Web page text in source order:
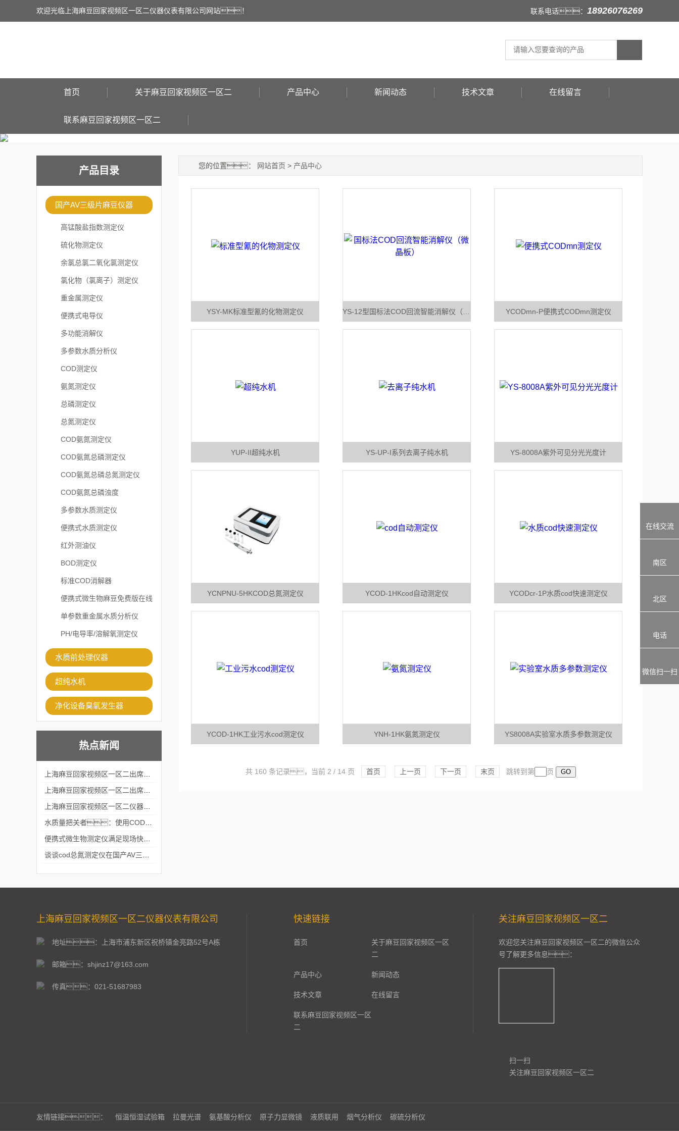
欢迎光临上海麻豆回家视频区一区二仪器仪表有限公司网站！ 联系电话： 18926076269
首页 关于麻豆回家视频区一区二 产品中心 新闻动态 技术文章 在线留言
联系麻豆回家视频区一区二
产品目录
国产AV三级片麻豆仪器
高锰酸盐指数测定仪
硫化物测定仪
余氯总氯二氧化氯测定仪
氯化物（氯离子）测定仪
重金属测定仪
便携式电导仪
多功能消解仪
多参数水质分析仪
COD测定仪
氨氮测定仪
总磷测定仪
总氮测定仪
COD氨氮测定仪
COD氨氮总磷测定仪
COD氨氮总磷总氮测定仪
COD氨氮总磷浊度
多参数水质测定仪
便携式水质测定仪
红外测油仪
BOD测定仪
标准COD消解器
便携式微生物麻豆免费版在线
观看
单参数重金属水质分析仪
PH/电导率/溶解氧测定仪
水质前处理仪器
超纯水机
净化设备臭氧发生器
热点新闻
您的位置： 网站首页 > 产品中心
YSY-MK标准型氰的化物测定仪 YCODmn-P便携式CODmn测定仪
YUP-II超纯水机 YS-UP-I系列去离子纯水机 YS-8008A紫外可见分光光度计
YCNPNU-5HKCOD总氮测定仪 YCOD-1HKcod自动测定仪 YCODcr-1P水质cod快速测定仪
YCOD-1HK工业污水cod测定仪 YNH-1HK氨氮测定仪 YS8008A实验室水质多参数测定仪
共 160 条记录，当前 2 / 14 页 首页 上一页 下一页 末页 跳转到第 页
上海麻豆回家视频区一区二仪器仪表有限公司
地址：上海市浦东新区祝桥镇金亮路52号A栋
邮箱：shjinz17@163.com
传真：021-51687983
快速链接
首页
关于麻豆回家视频区一区
二
产品中心 新闻动态
技术文章 在线留言
联系麻豆回家视频区一区
二
关注麻豆回家视频区一区二
欢迎您关注麻豆回家视频区一区二的微信公众
号了解更多信息：
扫一扫
关注麻豆回家视频区一区二
友情链接： 恒温恒湿试验箱 拉曼光谱 氨基酸分析仪 原子力显微镜 液质联用 烟气分析仪 碳硫分析仪
在线交流
南区
北区
电话
微信扫一扫